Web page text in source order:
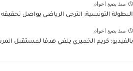
منذ بضع اعوام
البطولة التونسية: الترجي الرياضي يواصل
منذ بضع اعوام
بالفيديو: كريم الخميري يلغي هدفا لمستقبل